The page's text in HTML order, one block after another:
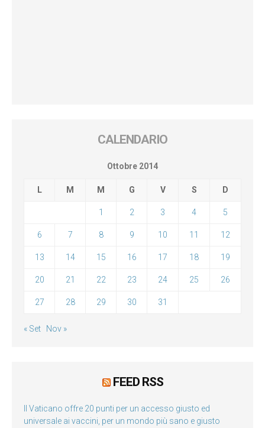
CALENDARIO
Ottobre 2014
L M M G V S D
1 2 3 4 5
6 7 8 9 10 11 12
13 14 15 16 17 18 19
20 21 22 23 24 25 26
27 28 29 30 31
« Set Nov »
FEED RSS
Il Vaticano offre 20 punti per un accesso giusto ed
universale ai vaccini, per un mondo più sano e giusto